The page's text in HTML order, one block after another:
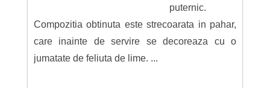
puternic.
Compozitia obtinuta este strecoarata in pahar,
care inainte de servire se decoreaza cu o
jumatate de feliuta de lime. ...